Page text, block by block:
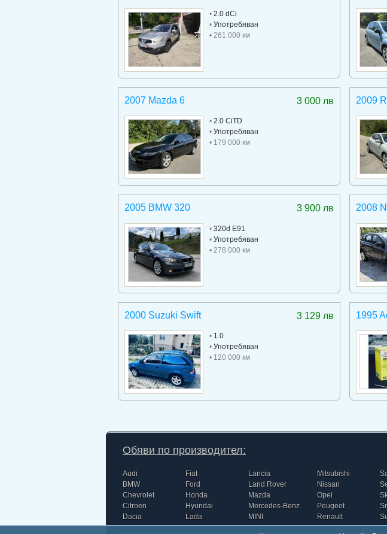
• 2.0 dCi
• Употребяван
• 261 000 км
3 000 лв
2007 Mazda 6
• 2.0 CiTD
• Употребяван
• 179 000 км
2009
3 900 лв
2005 BMW 320
• 320d E91
• Употребяван
• 278 000 км
2008
3 129 лв
2000 Suzuki Swift
• 1.0
• Употребяван
• 120 000 км
1995
Обяви по производител:
Audi
BMW
Chevrolet
Citroen
Dacia
Fiat
Ford
Honda
Hyundai
Lada
Lancia
Land Rover
Mazda
Mercedes-Benz
MINI
Mitsubishi
Nissan
Opel
Peugeot
Renault